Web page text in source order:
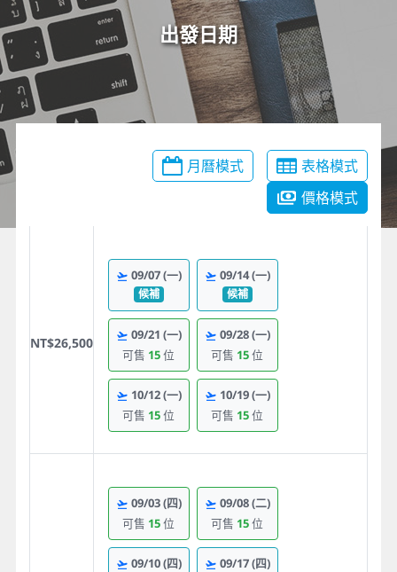
出發日期
月曆模式
表格模式
價格模式
NT$26,500
09/07(一)
候補
09/14(一)
候補
09/21 (一)
可售 15位
09/28(一)
可售 15位
10/12(一)
可售 15位
10/19(一)
可售 15位
09/03(四)
可售 15位
09/08(二)
可售 15位
09/10(四) 09/17(四)